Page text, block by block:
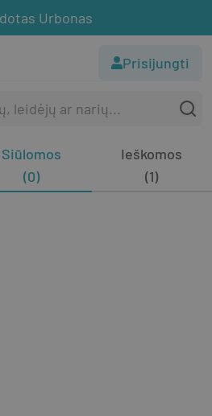
Urbonas
Prisijungti
Siūlomos
(0)
Ieškomos
(1)